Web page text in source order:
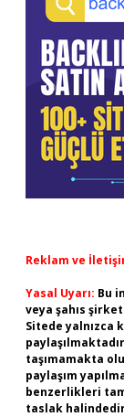
Reklam ve
Yasal Uyarı: Bu
veya şahıs
Sitede yalnızca
taşımamakta
paylaşım
benzerlikleri
taslak